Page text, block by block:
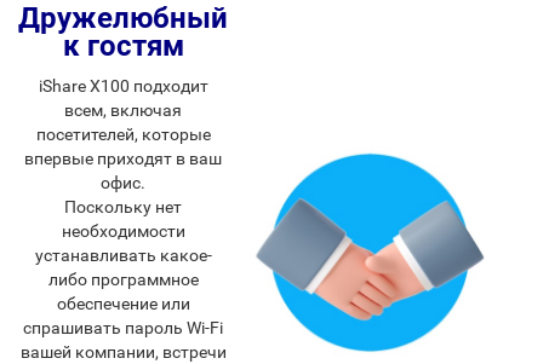
Дружелюбный
к гостям
iShare X100 подходит
всем, включая
посетителей, которые
впервые приходят в ваш
офис.
Поскольку нет
необходимости
устанавливать какое-
либо программное
обеспечение или
спрашивать пароль Wi-Fi
вашей компании, встречи